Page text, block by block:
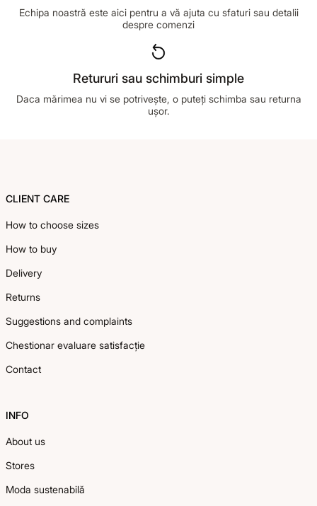
Echipa noastră este aici pentru a vă ajuta cu sfaturi sau detalii
despre comenzi
Retururi sau schimburi simple
Daca mărimea nu vi se potrivește, o puteți schimba sau returna
ușor.
CLIENT CARE
How to choose sizes
How to buy
Delivery
Returns
Suggestions and complaints
Chestionar evaluare satisfacție
Contact
INFO
About us
Stores
Moda sustenabilă